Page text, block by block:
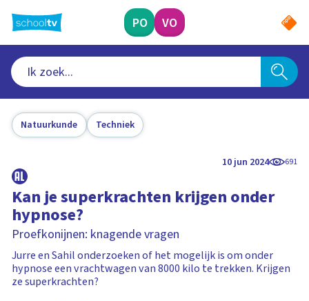
naar
hoofdinhoud
PO VO
Natuurkunde Techniek
10 jun 2024 691
Kan je superkrachten krijgen onder
hypnose?
Proefkonijnen: knagende vragen
Jurre en Sahil onderzoeken of het mogelijk is om onder
hypnose een vrachtwagen van 8000 kilo te trekken. Krijgen
ze superkrachten?